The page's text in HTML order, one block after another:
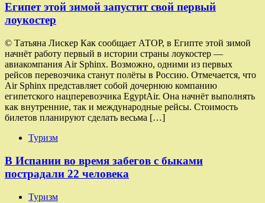
Египет этой зимой запустит свой первый
лоукостер
© Татьяна Лискер Как сообщает АТОР, в Египте этой зимой
начнёт работу первый в истории страны лоукостер —
авиакомпания Air Sphinx. Возможно, одними из первых
рейсов перевозчика станут полёты в Россию. Отмечается, что
Air Sphinx представляет собой дочернюю компанию
египетского нацперевозчика EgyptAir. Она начнёт выполнять
как внутренние, так и международные рейсы. Стоимость
билетов планируют сделать весьма […]
Туризм
В Испании во время забегов с быками
пострадали 22 человека
Туризм